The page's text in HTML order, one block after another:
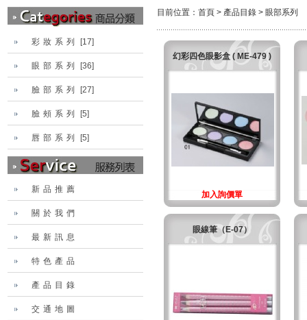
彩妝系列 [17]
眼部系列 [36]
臉部系列 [27]
臉頰系列 [5]
唇部系列 [5]
新品推薦
關於我們
最新訊息
特色產品
產品目錄
交通地圖
目前位置： 首頁 > 產品目錄 > 眼部系列
幻彩四色眼影盒 ( ME-479 )
加入詢價單
眼線筆（E-07）